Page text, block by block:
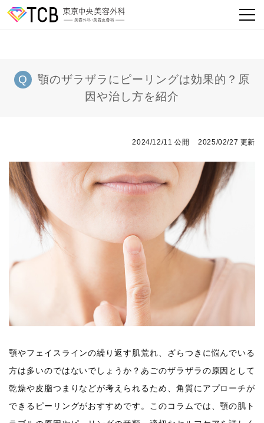
顎のザラザラにピーリングは効果的？原
因や治し方を紹介
2024/12/11 公開 2025/02/27 更新
顎やフェイスラインの繰り返す肌荒れ、ざらつきに悩んでいる
方は多いのではないでしょうか？あごのザラザラの原因として
乾燥や皮脂つまりなどが考えられるため、角質にアプローチが
できるピーリングがおすすめです。このコラムでは、顎の肌ト